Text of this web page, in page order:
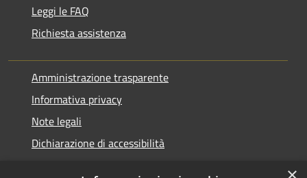
Leggi le FAQ
Richiesta assistenza
Amministrazione trasparente
Informativa privacy
Note legali
Dichiarazione di accessibilità